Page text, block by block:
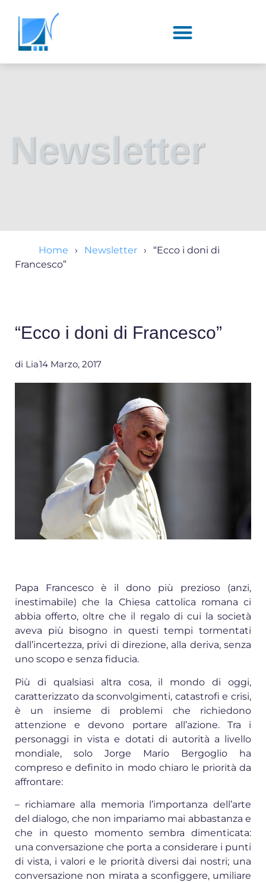
Newsletter
Home Newsletter
“Ecco i doni di
Francesco”
“Ecco i doni di Francesco”
di Lia14 Marzo, 2017
Papa Francesco è il dono più prezioso (anzi,
inestimabile) che la Chiesa cattolica romana ci
abbia offerto, oltre che il regalo di cui la società
aveva più bisogno in questi tempi tormentati
dall’incertezza, privi di direzione, alla deriva, senza
uno scopo e senza fiducia.
Più di qualsiasi altra cosa, il mondo di oggi,
caratterizzato da sconvolgimenti, catastrofi e crisi,
è un insieme di problemi che richiedono
attenzione e devono portare all’azione. Tra i
personaggi in vista e dotati di autorità a livello
mondiale, solo Jorge Mario Bergoglio ha
compreso e definito in modo chiaro le priorità da
affrontare:
– richiamare alla memoria l’importanza dell’arte
del dialogo, che non impariamo mai abbastanza e
che in questo momento sembra dimenticata:
una conversazione che porta a considerare i punti
di vista, i valori e le priorità diversi dai nostri; una
conversazione non mirata a sconfiggere, umiliare